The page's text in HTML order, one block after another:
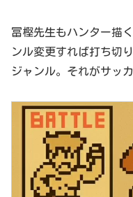
冨樫先生もハンター描
ンル変更すれば打ち切
ジャンル。それがサッカ